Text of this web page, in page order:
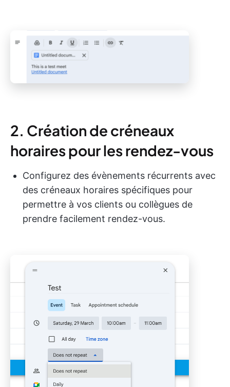
2. Création de créneaux
horaires pour les rendez-vous
Configurez des évènements récurrents avec
des créneaux horaires spécifiques pour
permettre à vos clients ou collègues de
prendre facilement rendez-vous.